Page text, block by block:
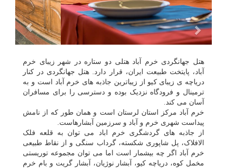
هتل جهانگردی خرم آباد هتلی دو ستاره در شهر زیبای خرم
آباد، پایتخت طبیعت ایران، قرار دارد. هتل جهانگردی در کنار
دریاچه ی زیبای کیو از زیباترین جاذبه های خرم آباد است و به
ترمینال و فرودگاه نزدیک بوده و دسترسی را برای مسافران
آسان می کند.
خرم آباد مرکز استان لرستان است و همان طور که از نامش
پیداست شهری خرم و آباد و سرزمین آبشارهاست.
از جاذبه های گردشگری خرم اباد می توان به قلعه فلک
الافلاک، پل شاپوری شکسته، گرداب سنگی و از نقاط طبیعی
خرم آباد اگر چه بیشمار است اما می توان مجموعه توریستی
مخمل کوه، دریاچه کیو، آبشار نوژیان، آبشار گریت و بام خرم